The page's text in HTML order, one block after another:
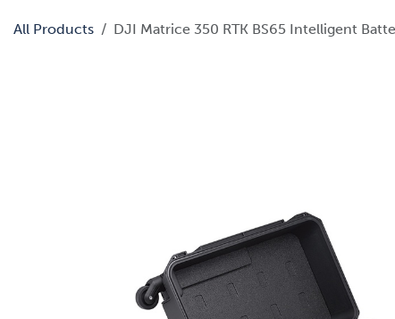
All Products DJI Matrice 350 RTK BS65 Intelligent